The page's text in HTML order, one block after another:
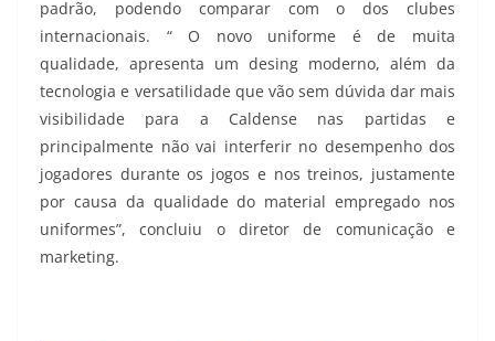
padrão, podendo comparar com o dos clubes
internacionais. “ O novo uniforme é de muita
qualidade, apresenta um desing moderno, além da
tecnologia e versatilidade que vão sem dúvida dar mais
visibilidade para a Caldense nas partidas e
principalmente não vai interferir no desempenho dos
jogadores durante os jogos e nos treinos, justamente
por causa da qualidade do material empregado nos
uniformes”, concluiu o diretor de comunicação e
marketing.